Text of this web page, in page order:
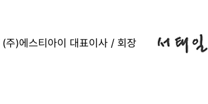
(주)에스티아이 대표이사 / 회장